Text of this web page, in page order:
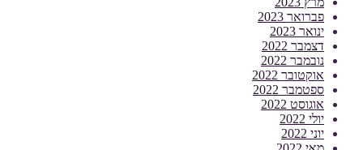
פברואר 2023
ינואר 2023
דצמבר 2022
נובמבר 2022
אוקטובר 2022
ספטמבר 2022
אוגוסט 2022
יולי 2022
יוני 2022